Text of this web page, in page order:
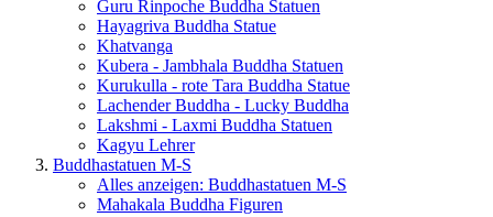
Guru Rinpoche Buddha Statuen
Hayagriva Buddha Statue
Khatvanga
Kubera - Jambhala Buddha Statuen
Kurukulla - rote Tara Buddha Statue
Lachender Buddha - Lucky Buddha
Lakshmi - Laxmi Buddha Statuen
Kagyu Lehrer
Buddhastatuen M-S
Alles anzeigen: Buddhastatuen M-S
Mahakala Buddha Figuren